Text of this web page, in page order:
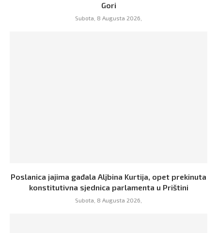
Gori
Subota, 8 Augusta 2026,
Poslanica jajima gađala Aljbina Kurtija, opet prekinuta
konstitutivna sjednica parlamenta u Prištini
Subota, 8 Augusta 2026,